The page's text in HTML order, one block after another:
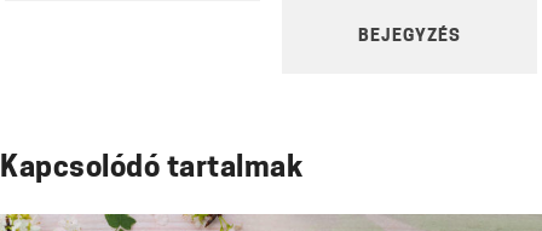
BEJEGYZÉS
Kapcsolódó tartalmak